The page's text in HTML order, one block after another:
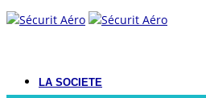
LA SOCIETE